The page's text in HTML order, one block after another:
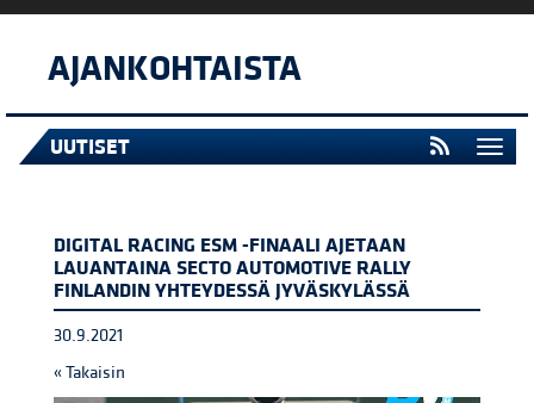
AJANKOHTAISTA
UUTISET
DIGITAL RACING ESM -FINAALI AJETAAN
LAUANTAINA SECTO AUTOMOTIVE RALLY
FINLANDIN YHTEYDESSÄ JYVÄSKYLÄSSÄ
30.9.2021
« Takaisin